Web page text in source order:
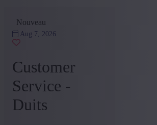
+ Montrer plus
Province
Anvers
Limbourg(2)
+ Montrer plus
Nouveau
Aug 7, 2026
Customer
Service -
Duits